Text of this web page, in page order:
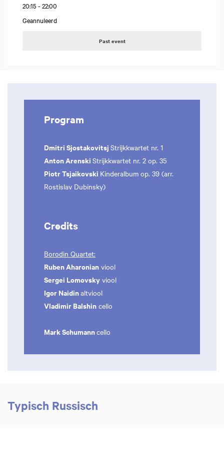
20:15 - 22:00
Geannuleerd
Past event
Program
Dmitri Sjostakovitsj Strijkkwartet nr. 1
Anton Arenski Strijkkwartet nr. 2 op. 35
Piotr Tsjaikovski Kinderalbum op. 39 (arr.
Rostislav Dubinsky)
Credits
Borodin Quartet:
Ruben Aharonian viool
Sergei Lomovsky viool
Igor Naidinaltviool
Vladimir Balshin cello
Mark Schumanncello
Typisch Russisch